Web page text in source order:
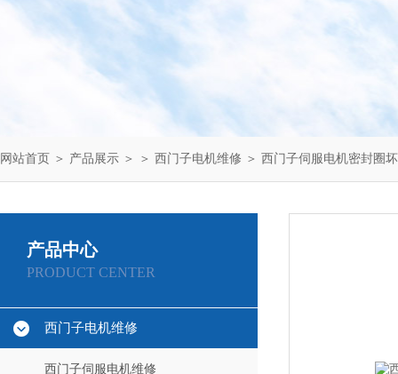
网站首页 ＞ 产品展示 ＞ ＞ 西门子电机维修 ＞ 西门子伺服电机密封圈
产品中心
PRODUCT CENTER
西门子电机维修
西门子伺服电机维修